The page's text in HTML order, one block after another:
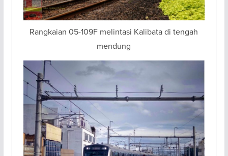
Rangkaian 05-109F melintasi Kalibata di tengah
mendung